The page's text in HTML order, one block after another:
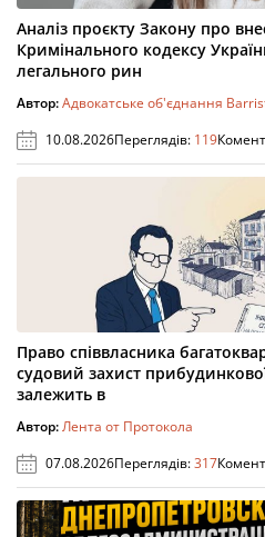
Аналіз проєкту Закону про
Кримінального кодексу
легального рин
Автор:Адвокатське об'єднання
10.08.2026Переглядів: 119
Право співвласника
судовий захист
залежить в
Автор:Лента от Протокола
07.08.2026Переглядів:317